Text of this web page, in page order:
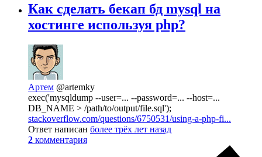
Как сделать бекап бд mysql на
хостинге используя php?
Артем @artemky
exec('mysqldump --user=... --password=... --host=...
DB_NAME > /path/to/output/file.sql');
stackoverflow.com/questions/6750531/using-a-php-fi...
Ответ написан более трёх лет назад
2 комментария